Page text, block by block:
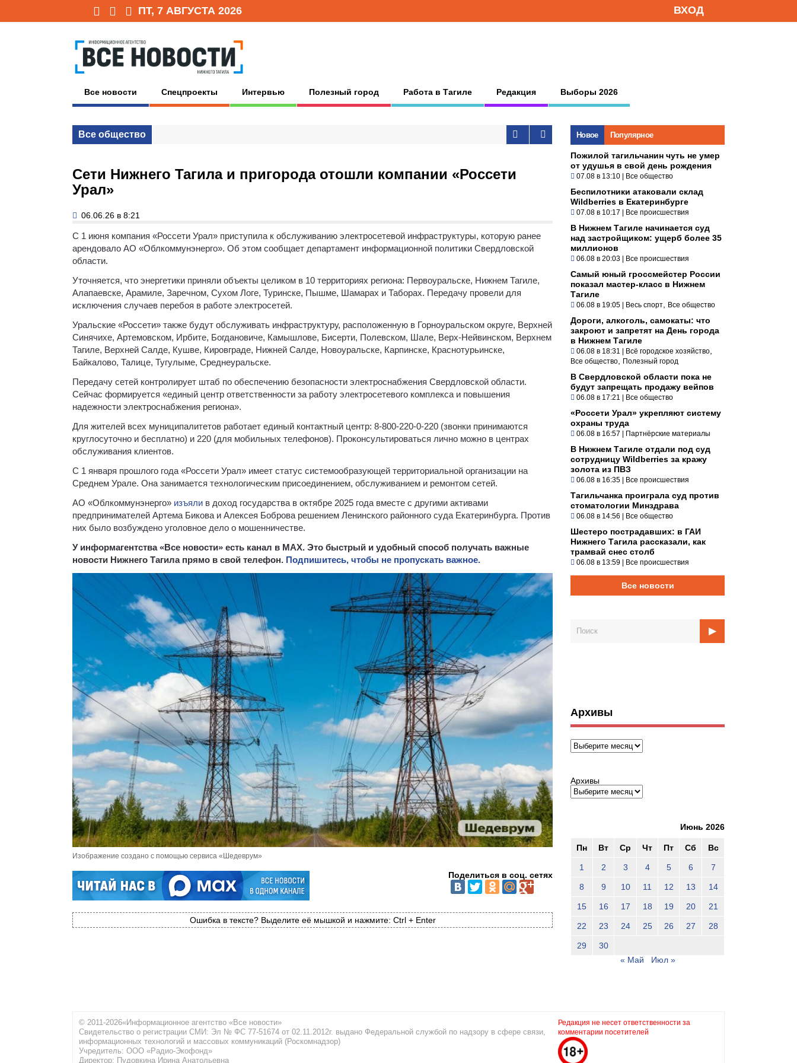
ПТ, 7 АВГУСТА 2026 ВХОД
Все новости Спецпроекты Интервью Полезный город Работа в Тагиле Редакция Выборы 2026
Все общество
Сети Нижнего Тагила и пригорода отошли компании «Россети
Урал»
06.06.26 в 8:21
С 1 июня компания «Россети Урал» приступила к обслуживанию электросетевой инфраструктуры, которую ранее
арендовало АО «Облкоммунэнерго». Об этом сообщает департамент информационной политики Свердловской
области.
Уточняется, что энергетики приняли объекты целиком в 10 территориях региона: Первоуральске, Нижнем Тагиле,
Алапаевске, Арамиле, Заречном, Сухом Логе, Туринске, Пышме, Шамарах и Таборах. Передачу провели для
исключения случаев перебоя в работе электросетей.
Уральские «Россети» также будут обслуживать инфраструктуру, расположенную в Горноуральском округе, Верхней
Синячихе, Артемовском, Ирбите, Богдановиче, Камышлове, Бисерти, Полевском, Шале, Верх-Нейвинском, Верхнем
Тагиле, Верхней Салде, Кушве, Кировграде, Нижней Салде, Новоуральске, Карпинске, Краснотурьинске,
Байкалово, Талице, Тугулыме, Среднеуральске.
Передачу сетей контролирует штаб по обеспечению безопасности электроснабжения Свердловской области.
Сейчас формируется «единый центр ответственности за работу электросетевого комплекса и повышения
надежности электроснабжения региона».
Для жителей всех муниципалитетов работает единый контактный центр: 8-800-220-0-220 (звонки принимаются
круглосуточно и бесплатно) и 220 (для мобильных телефонов). Проконсультироваться лично можно в центрах
обслуживания клиентов.
С 1 января прошлого года «Россети Урал» имеет статус системообразующей территориальной организации на
Среднем Урале. Она занимается технологическим присоединением, обслуживанием и ремонтом сетей.
АО «Облкоммунэнерго» изъяли в доход государства в октябре 2025 года вместе с другими активами
предпринимателей Артема Бикова и Алексея Боброва решением Ленинского районного суда Екатеринбурга. Против
них было возбуждено уголовное дело о мошенничестве.
У информагентства «Все новости» есть канал в MAX. Это быстрый и удобный способ получать важные
новости Нижнего Тагила прямо в свой телефон. Подпишитесь, чтобы не пропускать важное.
Изображение создано с помощью сервиса «Шедеврум»
Поделиться в соц. сетях
Ошибка в тексте? Выделите её мышкой и нажмите: Ctrl + Enter
Новое Популярное
Пожилой тагильчанин чуть не умер
от удушья в свой день рождения
07.08 в 13:10 | Все общество
Беспилотники атаковали склад
Wildberries в Екатеринбурге
07.08 в 10:17 | Все происшествия
В Нижнем Тагиле начинается суд
над застройщиком: ущерб более 35
миллионов
06.08 в 20:03 | Все происшествия
Самый юный гроссмейстер России
показал мастер-класс в Нижнем
Тагиле
06.08 в 19:05 | Весь спорт Все общество
Дороги, алкоголь, самокаты: что
закроют и запретят на День города
в Нижнем Тагиле
06.08 в 18:31 | Всё городское хозяйство
Все общество Полезный город
В Свердловской области пока не
будут запрещать продажу вейпов
06.08 в 17:21 | Все общество
«Россети Урал» укрепляют систему
охраны труда
06.08 в 16:57 | Партнёрские материалы
В Нижнем Тагиле отдали под суд
сотрудницу Wildberries за кражу
золота из ПВЗ
06.08 в 16:35 | Все происшествия
Тагильчанка проиграла суд против
стоматологии Минздрава
06.08 в 14:56 | Все общество
Шестеро пострадавших: в ГАИ
Нижнего Тагила рассказали, как
трамвай снес столб
06.08 в 13:59 | Все происшествия
Все новости
Архивы
Архивы
Архивы
Июнь 2026
Пн Вт Ср Чт Пт Сб Вс
1 2 3 4 5 6 7
8 9 10 11 12 13 14
15 16 17 18 19 20 21
22 23 24 25 26 27 28
29
30
« Май
Июл »
© 2011-2026«Информационное агентство «Все новости»
Свидетельство о регистрации СМИ: Эл № ФС 77-51674 от 02.11.2012г. выдано Федеральной службой по надзору в сфере связи,
информационных технологий и массовых коммуникаций (Роскомнадзор)
Учредитель: ООО «Радио-Экофонд»
Директор: Пудовкина Ирина Анатольевна
Редакция не несет ответственности за
комментарии посетителей